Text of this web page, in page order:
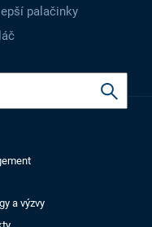
palačinky
a výzvy